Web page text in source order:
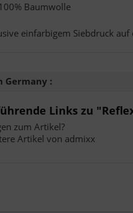
Baumwolle
einfarbigem Siebdruck
Germany :
Links zu
zum Artikel?
Artikel von admixx